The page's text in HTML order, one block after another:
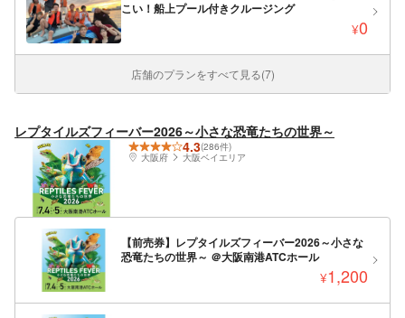
こい！船上プール付きクルージング
¥0
店舗のプランをすべて見る(7)
レプタイルズフィーバー2026～小さな恐竜たちの世界～
4.3(286件)
大阪府
大阪ベイエリア
【前売券】レプタイルズフィーバー2026～小さな
恐竜たちの世界～ ＠大阪南港ATCホール
¥1,200